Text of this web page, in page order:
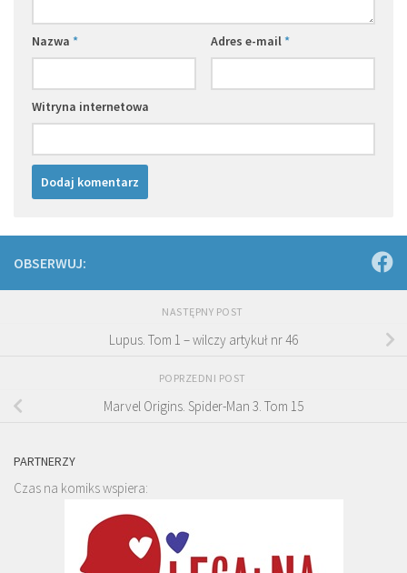
Nazwa * Adres e-mail*
Witryna internetowa
OBSERWUJ:
NASTĘPNY POST
Lupus. Tom 1 – wilczy artykuł nr 46
POPRZEDNI POST
Marvel Origins. Spider-Man 3. Tom 15
PARTNERZY
Czas na komiks wspiera: